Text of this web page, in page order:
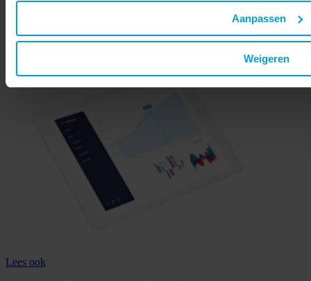
Aanpassen
Weigeren
Uitdagingen bij het opbouwen van een klantbeeld
Praktijkvoorbeelden van datagedreven klantinteracties
Lees ook